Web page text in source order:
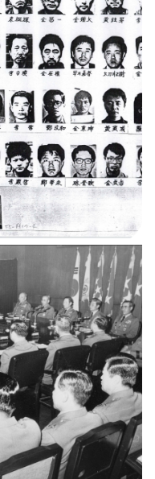
할 사건이 발생한다.
이로 인해 야당은 대대적
투쟁을 전개한다.그리
1960년 3월 15일, 정
통령 선거가 진행되었
. 대통령 후보에 출마
던 조병옥이 미국에서
서하여 이승만의 당선
이 거의 확실시되자 이번
는 부통령에 이기붕을
선시키기 위해 또 다시
청난 부정선거를 자행
다. 사전투표, 무더기
투표, 대리투표가 난무하
자야당과 학생들이 선거
효를 주장하며 대대적
시위를 벌이는 과정에
4.19 혁명으로 발전하
결국 이승만이 하야하
이기붕 일가는 자살을
으로써 제1공화국은
비참하게 막을 내린다.